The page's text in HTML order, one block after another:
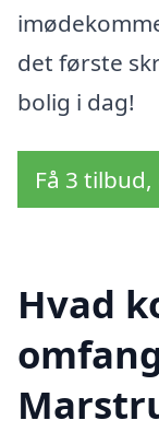
det første
bolig i dag!
Få 3
Hvad